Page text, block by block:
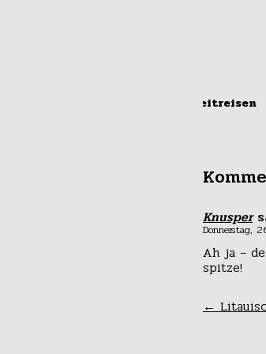
#zeitreisen
Knusper
Donnerstag,
Ah ja –
spitze!
←